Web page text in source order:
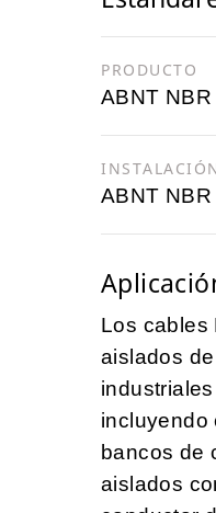
PRODUCTO
ABNT
ABNT
Los cables
aislados
incluyendo
bancos de
aislados